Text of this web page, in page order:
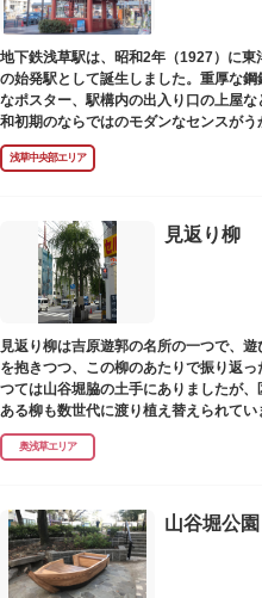
地下鉄浅草駅は、昭和2年（1927）に
の始発駅として誕生しました。重厚な
なポスター、駅構内の出入り口の上屋
和初期のならではのモダンなセンスがう
浅草中央部エリア
見返り柳
見返り柳は吉原遊郭の名所の一つで、
を抱きつつ、この柳のあたりで振り返
つては山谷堀脇の土手にありましたが
ある柳も数世代に渡り植え替えられてい
奥浅草エリア
山谷堀公園